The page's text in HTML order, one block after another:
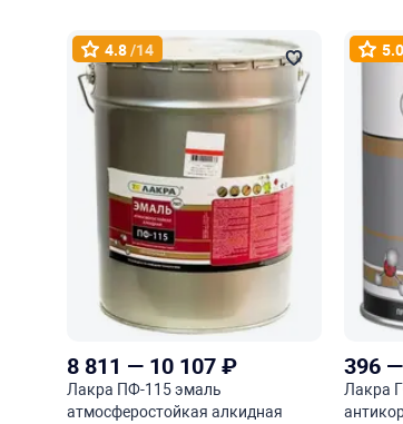
4.8/14
8 811 — 10 107₽
Лакра ПФ-115 эмаль
атмосферостойкая алкидная
5.0
396 —
Лакра